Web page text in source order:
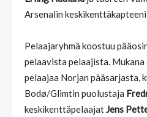
Arsenalin keskikenttäkapteeni
Pelaajaryhmä koostuu
pelaavista pelaajista.
pelaajaa Norjan pääsarjasta,
Bodø/Glimtin puolustaja
keskikenttäpelaajatJens